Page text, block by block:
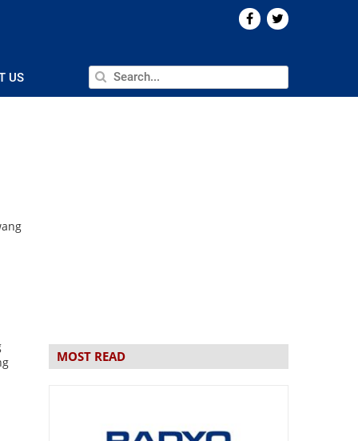
US
MOST READ